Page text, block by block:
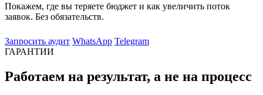
Покажем, где вы теряете бюджет и как увеличить поток
заявок. Без обязательств.
Запросить аудит WhatsApp Telegram
ГАРАНТИИ
Работаем на результат, а не на процесс